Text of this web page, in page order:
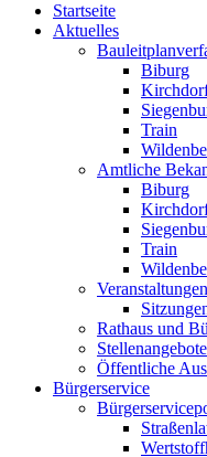
Startseite
Aktuelles
Biburg
Train
Amtliche
Biburg
Train
Veranstaltungen
Rathaus und
Stellenangebote
Öffentliche
Bürgerservice